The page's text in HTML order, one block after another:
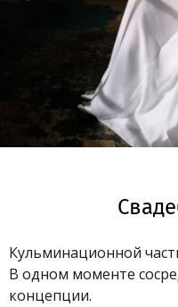
Кульминационной
В одном моменте
концепции.